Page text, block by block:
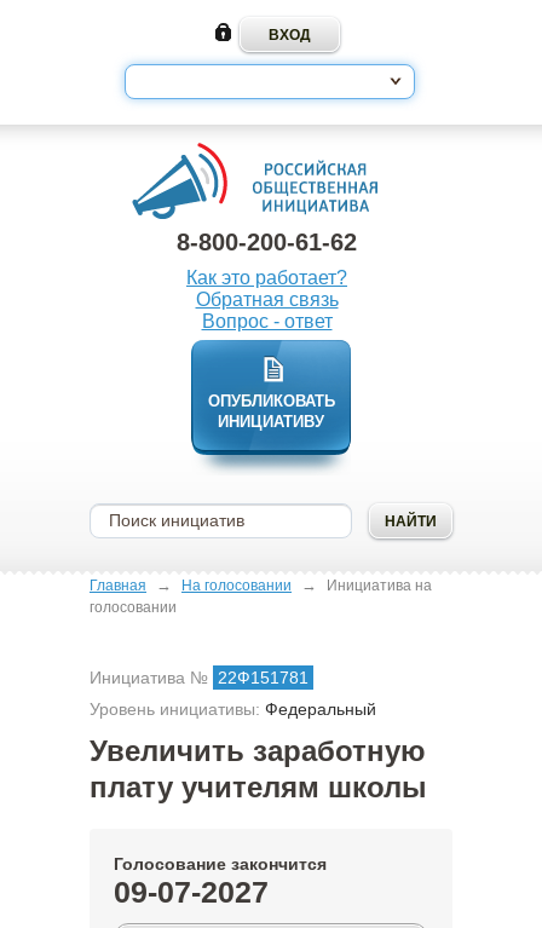
8-800-200-61-62
Как это работает?
Обратная связь
Вопрос - ответ
ОПУБЛИКОВАТЬ
ИНИЦИАТИВУ
Главная → На голосовании →
Инициатива на
голосовании
Инициатива № 22Ф151781
Уровень инициативы: Федеральный
Увеличить заработную
плату учителям школы
Голосование закончится
09-07-2027